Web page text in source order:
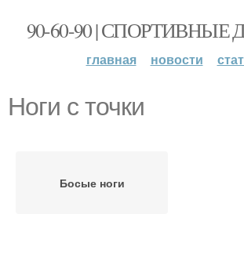
90-60-90 |
главная новости
Ноги с точки
Босые ноги